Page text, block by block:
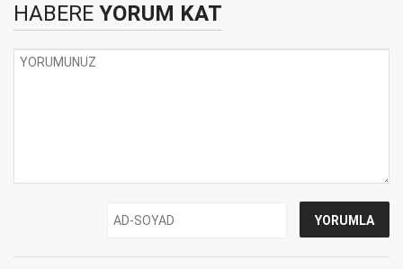
HABERE YORUM KAT